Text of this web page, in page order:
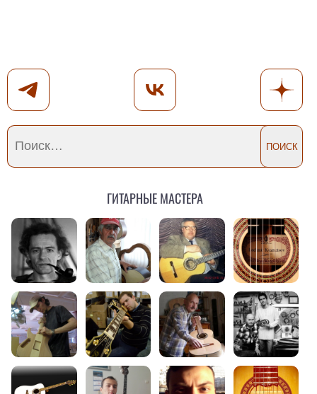
Гитарные мастера